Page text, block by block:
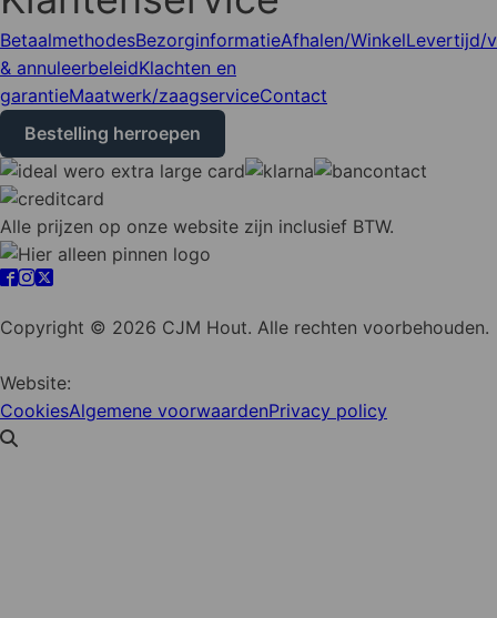
BetaalmethodesBezorginformatieAfhalen/WinkelLevertijd/
& annuleerbeleidKlachten en
garantieMaatwerk/zaagserviceContact
Bestelling herroepen
Alle prijzen op onze website zijn inclusief BTW.
Copyright © 2026 CJM Hout. Alle rechten voorbehouden.
Website:
CookiesAlgemene voorwaardenPrivacy policy